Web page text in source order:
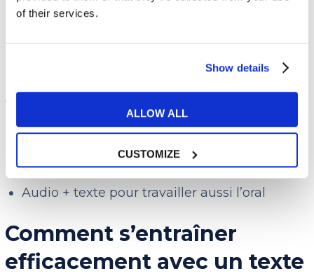
of their services.
Show details
ALLOW ALL
CUSTOMIZE
format e-book ou texte brut
Sherlock Holmes, etc.
✅
Articles d’actualité réécrits pour les
apprenants
Audio + texte pour travailler aussi l’oral
Comment s’entraîner
efficacement avec un texte